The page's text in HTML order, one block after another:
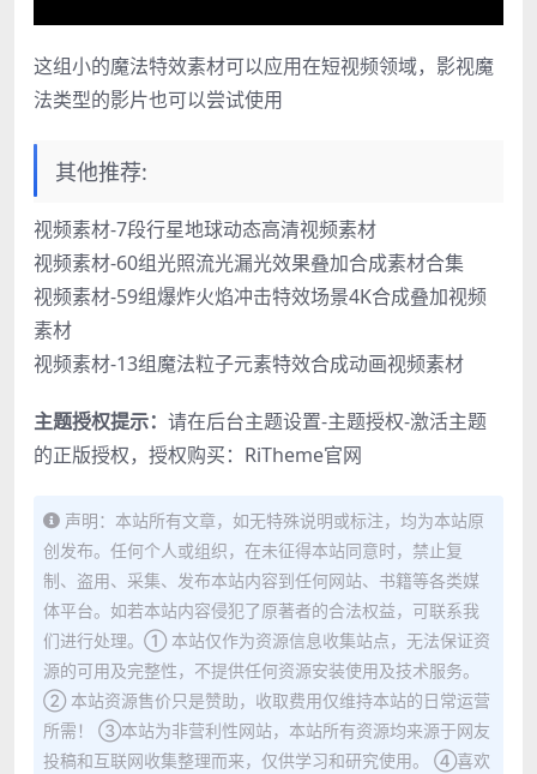
这组小的魔法特效素材可以应用在短视频领域，影视魔
法类型的影片也可以尝试使用
其他推荐:
视频素材-7段行星地球动态高清视频素材
视频素材-60组光照流光漏光效果叠加合成素材合集
视频素材-59组爆炸火焰冲击特效场景4K合成叠加视频
素材
视频素材-13组魔法粒子元素特效合成动画视频素材
主题授权提示： 请在后台主题设置-主题授权-激活主题
的正版授权，授权购买： RiTheme官网
声明：本站所有文章，如无特殊说明或标注，均为本站原
创发布。任何个人或组织，在未征得本站同意时，禁止复
制、盗用、采集、发布本站内容到任何网站、书籍等各类媒
体平台。如若本站内容侵犯了原著者的合法权益，可联系我
们进行处理。① 本站仅作为资源信息收集站点，无法保证资
源的可用及完整性，不提供任何资源安装使用及技术服务。
② 本站资源售价只是赞助，收取费用仅维持本站的日常运营
所需！ ③本站为非营利性网站，本站所有资源均来源于网友
投稿和互联网收集整理而来，仅供学习和研究使用。 ④喜欢